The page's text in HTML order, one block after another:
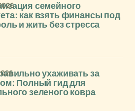
семейного
как взять финансы под
и жить без стресса
ухаживать за
Полный гид для
зеленого ковра